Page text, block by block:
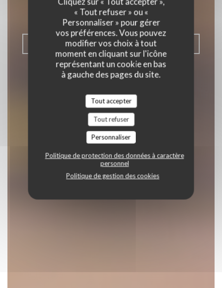
« Tout refuser » ou «
Personnaliser » pour gérer
vos préférences. Vous pouvez
modifier vos choix à tout
moment en cliquant sur l'icône
représentant un cookie en bas
à gauche des pages du site.
Tout accepter
Tout refuser
Personnaliser
Politique de protection des données à caractère
personnel
Politique de gestion des cookies
RESTAURANT TRADITIONNEL
VILLENAVE-D'ORNON
RÉSERVER